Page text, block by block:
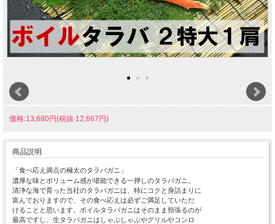
価格:13,680円(税抜 12,667円)
商品説明
「食べ応え満点の極太のタラバガニ」
濃厚な味とボリューム感が堪能できる一押しのタラバガニ。
清浄な海で育った当社のタラバガニは、特にコクと身詰まりに
富んでおりますので、その食べ応えは必ずご満足していただ
けることと思います。ボイルタラバガニはそのまま頬張るのが
最高ですし、生タラバガニはしゃぶしゃぶやグリルやコンロ